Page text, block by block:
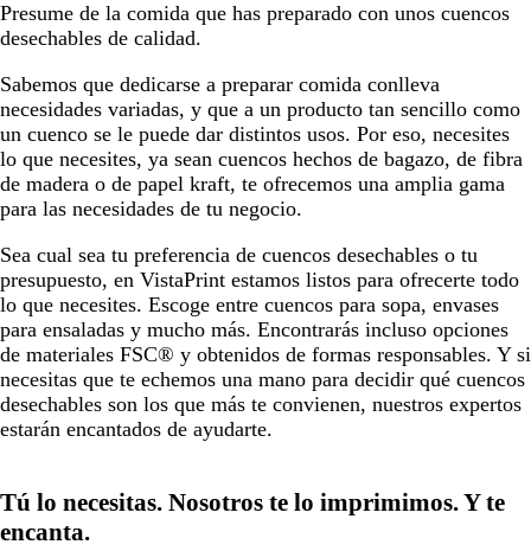
c
o
c
Presume de la comida que has preparado con unos cuencos
desechables de calidad.
Sabemos que dedicarse a preparar comida conlleva
necesidades variadas, y que a un producto tan sencillo como
un cuenco se le puede dar distintos usos. Por eso, necesites
lo que necesites, ya sean cuencos hechos de bagazo, de fibra
de madera o de papel kraft, te ofrecemos una amplia gama
para las necesidades de tu negocio.
Sea cual sea tu preferencia de cuencos desechables o tu
presupuesto, en VistaPrint estamos listos para ofrecerte todo
lo que necesites. Escoge entre cuencos para sopa, envases
para ensaladas y mucho más. Encontrarás incluso opciones
de materiales FSC® y obtenidos de formas responsables. Y si
necesitas que te echemos una mano para decidir qué cuencos
desechables son los que más te convienen, nuestros expertos
estarán encantados de ayudarte.
Tú lo necesitas. Nosotros te lo imprimimos. Y te
encanta.